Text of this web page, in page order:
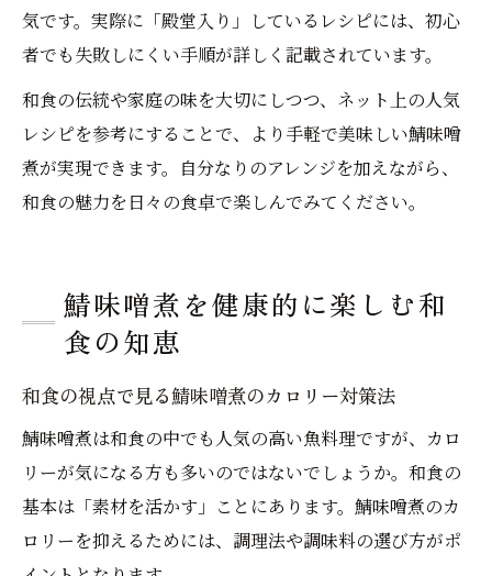
気です。実際に「殿堂入り」しているレシピには、初心
者でも失敗しにくい手順が詳しく記載されています。
和食の伝統や家庭の味を大切にしつつ、ネット上の人気
レシピを参考にすることで、より手軽で美味しい鯖味噌
煮が実現できます。自分なりのアレンジを加えながら、
和食の魅力を日々の食卓で楽しんでみてください。
鯖味噌煮を健康的に楽しむ和
食の知恵
和食の視点で見る鯖味噌煮のカロリー対策法
鯖味噌煮は和食の中でも人気の高い魚料理ですが、カロ
リーが気になる方も多いのではないでしょうか。和食の
基本は「素材を活かす」ことにあります。鯖味噌煮のカ
ロリーを抑えるためには、調理法や調味料の選び方がポ